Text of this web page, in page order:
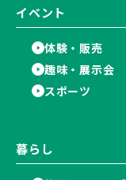
イベント
体験・販売
趣味・展示会
スポーツ
暮らし